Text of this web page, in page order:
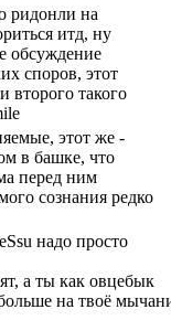
ридонли на
итд, ну
обсуждение
споров, этот
второго такого
этот же -
в башке, что
перед ним
сознания редко
надо просто
а ты как овцебык
на твоё